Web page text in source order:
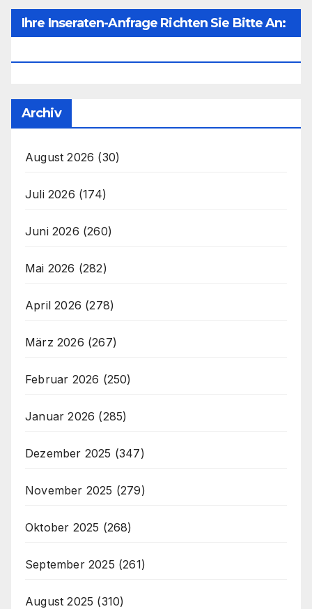
Ihre Inseraten-Anfrage Richten Sie Bitte An:
Archiv
August 2026 (30)
Juli 2026 (174)
Juni 2026 (260)
Mai 2026 (282)
April 2026 (278)
März 2026 (267)
Februar 2026 (250)
Januar 2026 (285)
Dezember 2025 (347)
November 2025 (279)
Oktober 2025 (268)
September 2025 (261)
August 2025 (310)